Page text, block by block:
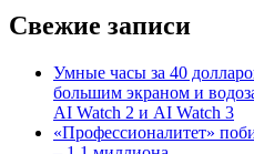
Свежие записи
Умные часы за 40
большим экраном и
AI Watch 2 и AI Watch 3
«Профессионалитет»